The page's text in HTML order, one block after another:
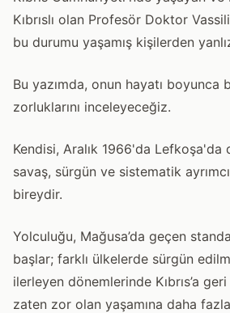
Kıbrıslı olan Profesör Doktor
bu durumu yaşamış kişilerden
Bu yazımda, onun hayatı boyunca
zorluklarını inceleyeceğiz.
Kendisi, Aralık 1966'da Lefkoşa'da
savaş, sürgün ve sistematik
bireydir.
Yolculuğu, Mağusa’da geçen
başlar; farklı ülkelerde sürgün
ilerleyen dönemlerinde Kıbrıs’a
zaten zor olan yaşamına daha